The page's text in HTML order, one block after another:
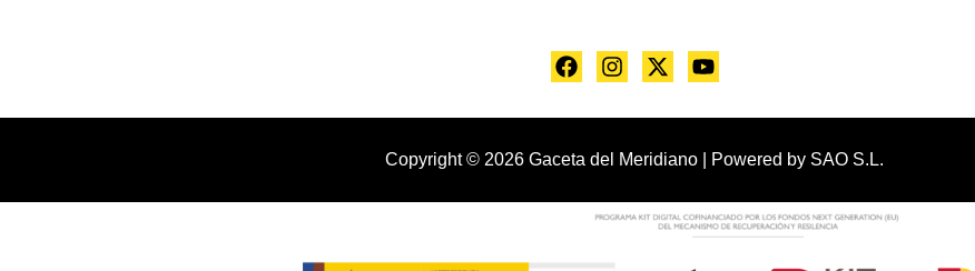
Copyright © 2026 Gaceta del Meridiano | Powered by SAO S.L.